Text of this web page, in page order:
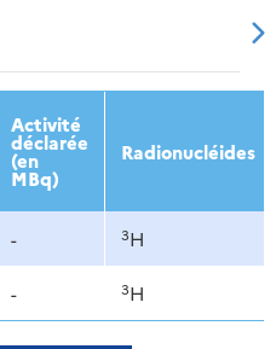
2015 2016
Activité
déclarée
(en
MBq)
Radionucléides
- 3H
- 3H